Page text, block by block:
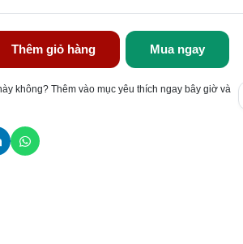
Thêm giỏ hàng Mua ngay
không? Thêm vào mục yêu thích ngay bây giờ và